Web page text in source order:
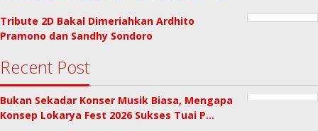
Tribute 2D Bakal Dimeriahkan Ardhito
Pramono dan Sandhy Sondoro
Recent Post
Bukan Sekadar Konser Musik Biasa, Mengapa
Konsep Lokarya Fest 2026 Sukses Tuai P…